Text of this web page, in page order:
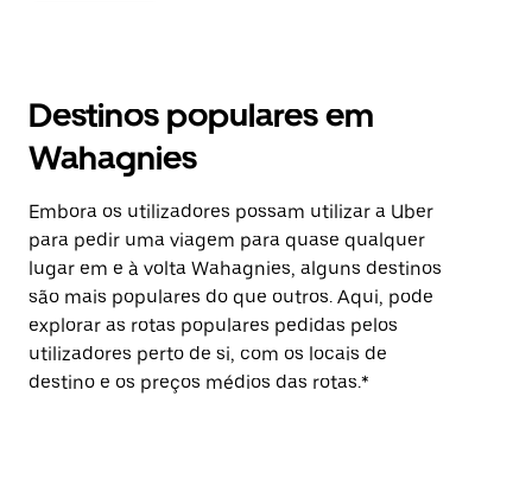
Destinos populares em
Wahagnies
Embora os utilizadores possam utilizar a Uber
para pedir uma viagem para quase qualquer
lugar em e à volta Wahagnies, alguns destinos
são mais populares do que outros. Aqui, pode
explorar as rotas populares pedidas pelos
utilizadores perto de si, com os locais de
destino e os preços médios das rotas.*